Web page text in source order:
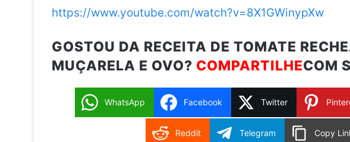
https://www.youtube.com/watch?v=8X1GWinypXw
GOSTOU DA RECEITA DE TOMATE
MUÇARELA E OVO? COMPARTILHECOM
WhatsApp Facebook Twitter
Reddit Telegram Copy